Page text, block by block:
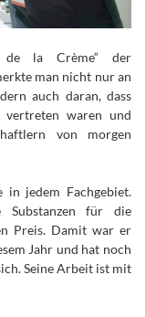
la Crème“ der
man nicht nur an
auch daran, dass
waren und
von morgen
jedem Fachgebiet.
für die
Preis. Damit war er
Jahr und hat noch
Seine Arbeit ist mit